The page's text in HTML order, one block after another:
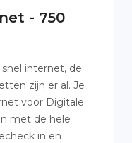
- 750
snel internet, de
zijn er al. Je
voor Digitale
met de hele
in en